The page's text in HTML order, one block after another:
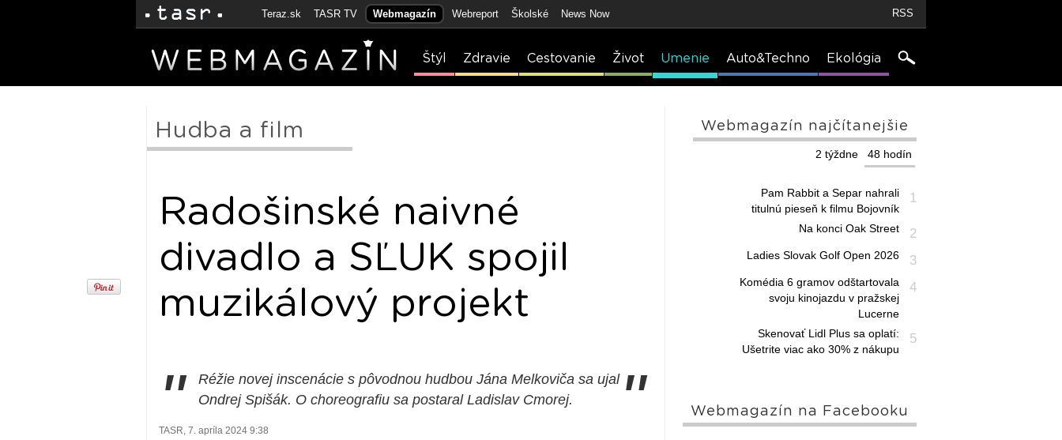
Teraz.sk TASR TV Webmagazín Webreport Školské News Now RSS
Štýl Zdravie Cestovanie Život Umenie Auto&Techno Ekológia
Hudba a film
Radošinské naivné
divadlo a SĽUK spojil
muzikálový projekt
"
Réžie novej inscenácie s pôvodnou hudbou Jána Melkoviča sa ujal
Ondrej Spišák. O choreografiu sa postaral Ladislav Cmorej.
"
TASR, 7. apríla 2024 9:38
Webmagazín najčítanejšie
48 hodín
2 týždne
1
Pam Rabbit a Separ nahrali
titulnú pieseň k filmu Bojovník
2
Na konci Oak Street
3
Ladies Slovak Golf Open 2026
4
Komédia 6 gramov odštartovala
svoju kinojazdu v pražskej
Lucerne
5
Skenovať Lidl Plus sa oplatí:
Ušetrite viac ako 30% z nákupu
Webmagazín na Facebooku